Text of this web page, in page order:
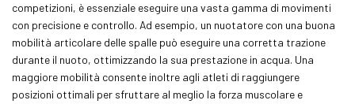
competizioni, è essenziale eseguire una vasta gamma di movimenti
con precisione e controllo. Ad esempio, un nuotatore con una buona
mobilità articolare delle spalle può eseguire una corretta trazione
durante il nuoto, ottimizzando la sua prestazione in acqua. Una
maggiore mobilità consente inoltre agli atleti di raggiungere
posizioni ottimali per sfruttare al meglio la forza muscolare e